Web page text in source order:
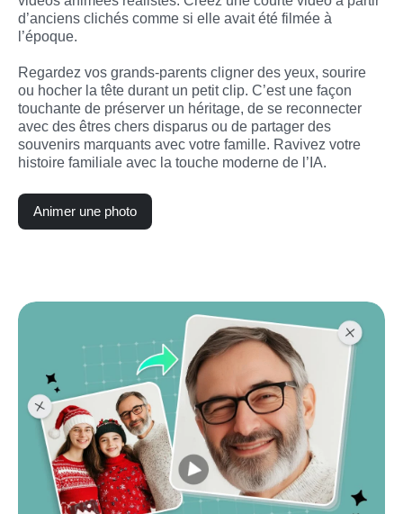
d’anciens clichés comme si elle avait été filmée à
l’époque.
Regardez vos grands-parents cligner des yeux, sourire
ou hocher la tête durant un petit clip. C’est une façon
touchante de préserver un héritage, de se reconnecter
avec des êtres chers disparus ou de partager des
souvenirs marquants avec votre famille. Ravivez votre
histoire familiale avec la touche moderne de l’IA.
Animer une photo